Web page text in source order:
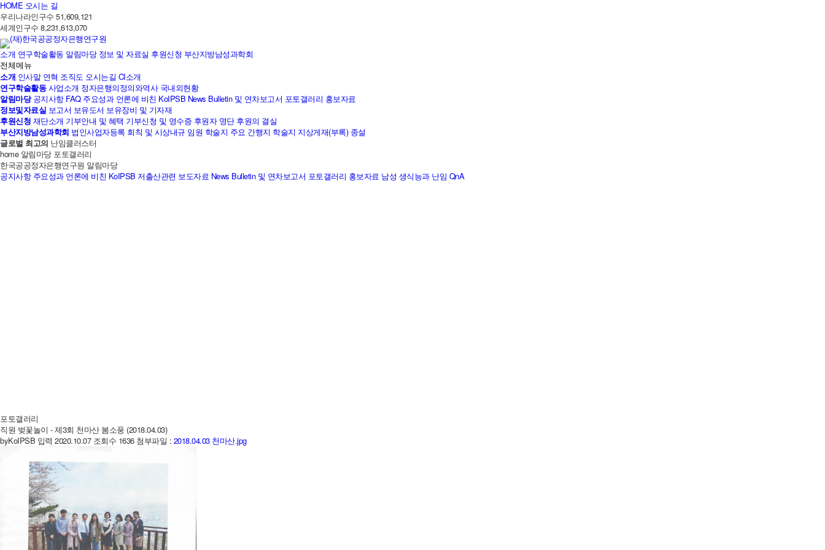
HOME 오시는 길
우리나라인구수 51,609,121
세계인구수 8,231,613,070
소개 연구학술활동 알림마당 정보 및 자료실 후원신청 부산지방남성과학회
전체메뉴
소개 인사말 연혁 조직도 오시는길 CI소개
연구학술활동 사업소개 정자은행의정의와역사 국내외현황
알림마당 공지사항 FAQ 주요성과 언론에 비친 KoIPSB News Bulletin 및 연차보고서 포토갤러리 홍보자료
정보및자료실 보고서 보유도서 보유장비 및 기자재
후원신청 재단소개 기부안내 및 혜택 기부신청 및 영수증 후원자 명단 후원의 결실
부산지방남성과학회 법인사업자등록 회칙 및 시상내규 임원 학술지 주요 간행지 학술지 지상게재(부록) 종설
글로벌 최고의 난임클러스터
home 알림마당 포토갤러리
한국공공정자은행연구원 알림마당
공지사항 주요성과 언론에 비친 KoIPSB 저출산관련 보도자료 News Bulletin 및 연차보고서 포토갤러리 홍보자료 남성 생식능과 난임 QnA
포토갤러리
직원 벚꽃놀이 - 제3회 천마산 봄소풍 (2018.04.03)
byKoIPSB 입력 2020.10.07 조회수 1636 첨부파일 : 2018.04.03 천마산.jpg